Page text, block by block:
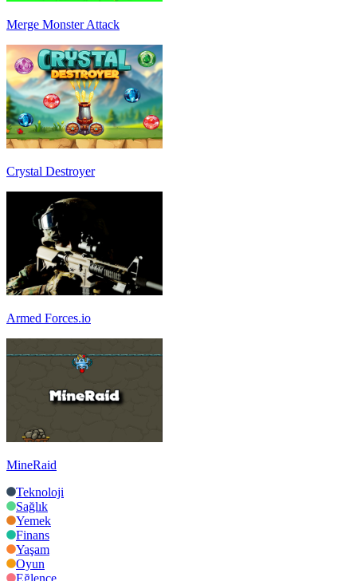
Merge Monster Attack
Crystal Destroyer
Armed Forces.io
MineRaid
Teknoloji
Sağlık
Yemek
Finans
Yaşam
Oyun
Eğlence